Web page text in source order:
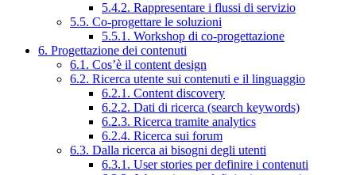
5.4.2. Rappresentare i flussi di servizio
5.5. Co-progettare le soluzioni
5.5.1. Workshop di co-progettazione
6. Progettazione dei contenuti
6.1. Cos’è il content design
6.2. Ricerca utente sui contenuti e il linguaggio
6.2.1. Content discovery
6.2.2. Dati di ricerca (search keywords)
6.2.3. Ricerca tramite analytics
6.2.4. Ricerca sui forum
6.3. Dalla ricerca ai bisogni degli utenti
6.3.1. User stories per definire i contenuti